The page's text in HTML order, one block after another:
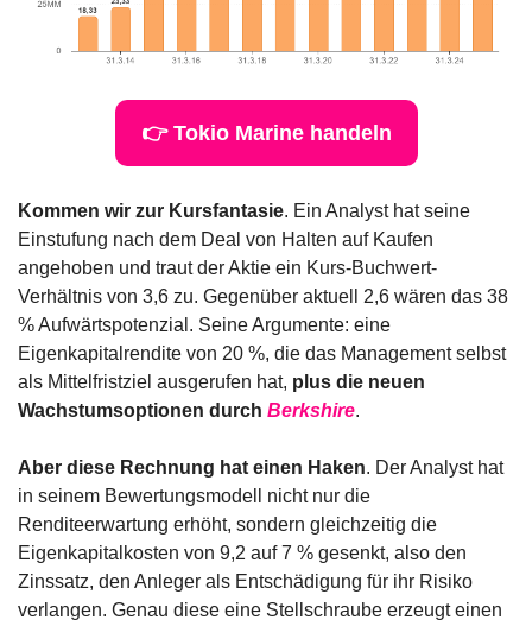
👉 Tokio Marine handeln
Kommen wir zur Kursfantasie. Ein Analyst hat seine
Einstufung nach dem Deal von Halten auf Kaufen
angehoben und traut der Aktie ein Kurs-Buchwert-
Verhältnis von 3,6 zu. Gegenüber aktuell 2,6 wären das 38
% Aufwärtspotenzial. Seine Argumente: eine
Eigenkapitalrendite von 20 %, die das Management selbst
als Mittelfristziel ausgerufen hat, plus die neuen
Wachstumsoptionen durch Berkshire.
Aber diese Rechnung hat einen Haken. Der Analyst hat
in seinem Bewertungsmodell nicht nur die
Renditeerwartung erhöht, sondern gleichzeitig die
Eigenkapitalkosten von 9,2 auf 7 % gesenkt, also den
Zinssatz, den Anleger als Entschädigung für ihr Risiko
verlangen. Genau diese eine Stellschraube erzeugt einen